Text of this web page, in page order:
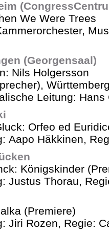
We Were Trees
(Georgensaal)
Nils Holgersson
Leitung: Hans
Orfeo ed
Aapo Häkkinen,
Königskinder
Justus Thorau,
(Premiere)
Jiri Rozen, Regie: